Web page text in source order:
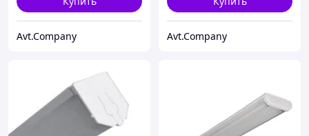
Avt.Company Avt.Company